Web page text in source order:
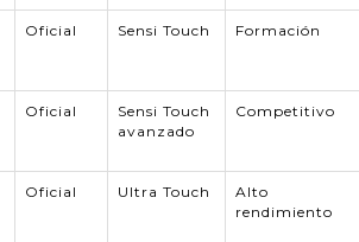
Oficial Sensi Touch Formación
Oficial
Sensi Touch
avanzado
Competitivo
Oficial Ultra Touch
Alto
rendimiento